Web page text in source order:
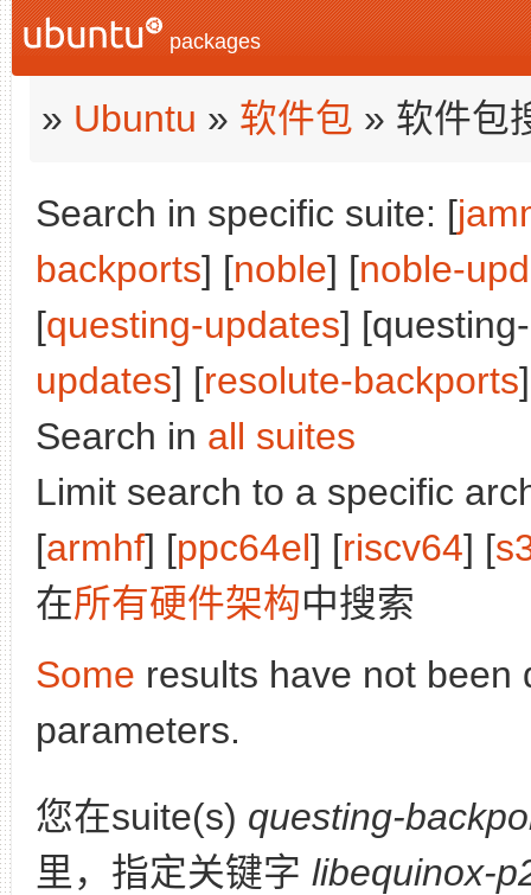
packages
» Ubuntu » 软件包 » 软件包
Search in specific suite: [
backports] [noble] [noble-
[questing-updates]
updates] [resolute-backports
Search in all suites
Limit search to a specific
[armhf] [ppc64el] [riscv64] [
在所有硬件架构中搜索
Some results have not been
parameters.
您在suite(s) questing-
里，指定关键字 libequinox-